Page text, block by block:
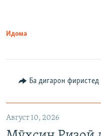
Идома
Ба дигарон фиристед
Август 10, 2026